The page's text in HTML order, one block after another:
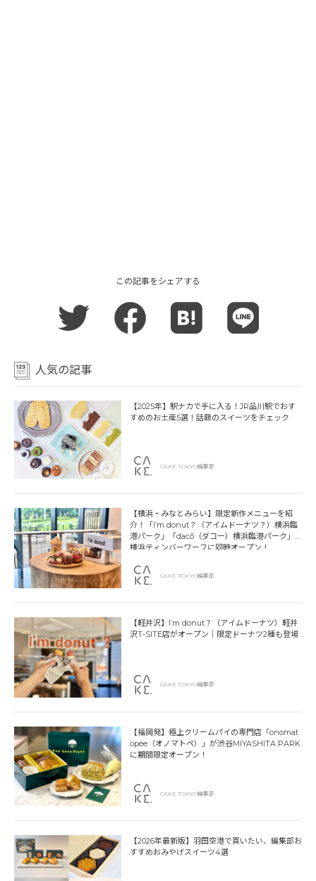
この記事をシェアする
人気の記事
【2025年】駅ナカで手に入る！JR品川駅でおす
すめのお土産5選！話題のスイーツをチェック
CAKE.TOKYO編集部
【横浜・みなとみらい】限定新作メニューを紹
介！「I’m donut？（アイムドーナツ？）横浜臨
港パーク」「dacō（ダコー）横浜臨港パーク」
横浜ティンバーワーフに同時オープン！
CAKE.TOKYO編集部
【軽井沢】I’m donut？（アイムドーナツ）軽井
沢T-SITE店がオープン｜限定ドーナツ2種も登場
CAKE.TOKYO編集部
【福岡発】極上クリームパイの専門店「onomat
opée（オノマトペ）」が渋谷MIYASHITA PARK
に期間限定オープン！
CAKE.TOKYO編集部
【2026年最新版】羽田空港で買いたい、編集部お
すすめおみやげスイーツ4選